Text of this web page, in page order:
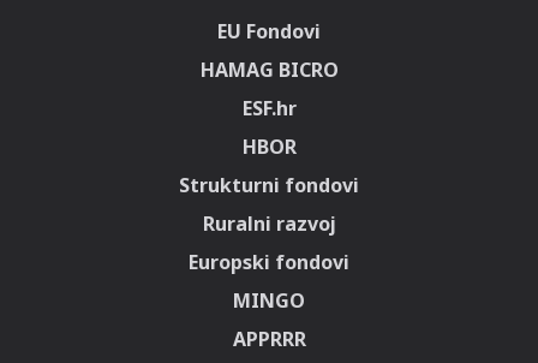
EU Fondovi
HAMAG BICRO
ESF.hr
HBOR
Strukturni fondovi
Ruralni razvoj
Europski fondovi
MINGO
APPRRR